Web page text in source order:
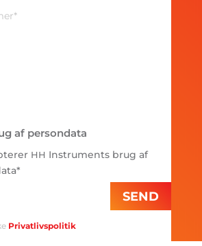
af persondata
HH Instruments brug af
SEND
Privatlivspolitik